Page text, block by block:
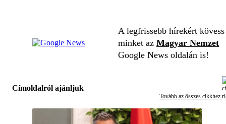
A legfrissebb hírekért kövess
minket az Magyar Nemzet
Google News oldalán is!
Címoldalról ajánljuk
Tovább az összes cikkhez